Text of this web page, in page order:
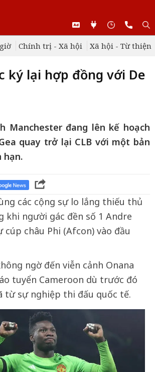
Chính trị - Xã hội Xã hội - Từ thiện
ký lại hợp đồng với De
Manchester đang lên kế hoạch
quay trở lại CLB với một bản
hạn.
các cộng sự lo lắng thiếu thủ
khi người gác đền số 1 Andre
cúp châu Phi (Afcon) vào đầu
ngờ đến viễn cảnh Onana
tuyển Cameroon dù trước đó
từ sự nghiệp thi đấu quốc tế.